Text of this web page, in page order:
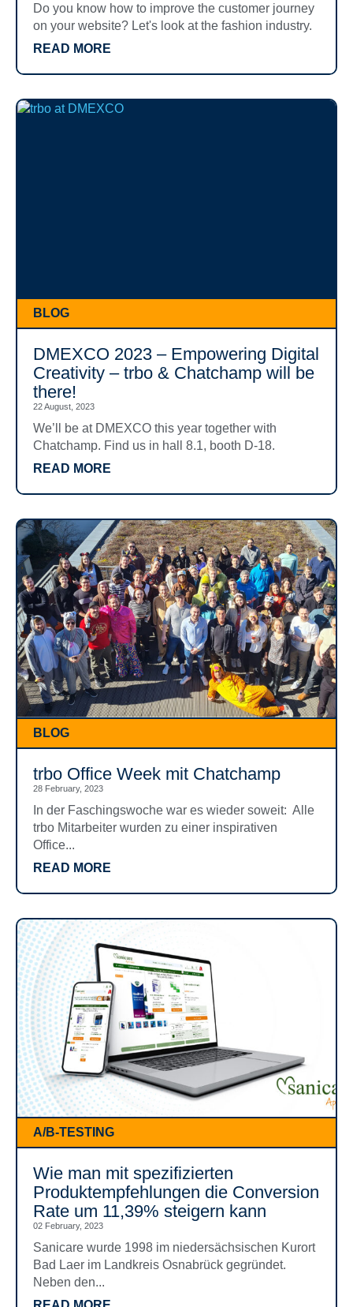
Do you know how to improve the customer journey
on your website? Let's look at the fashion industry.
READ MORE
BLOG
DMEXCO 2023 – Empowering Digital
Creativity – trbo & Chatchamp will be
there!
22 August, 2023
We’ll be at DMEXCO this year together with
Chatchamp. Find us in hall 8.1, booth D-18.
READ MORE
BLOG
trbo Office Week mit Chatchamp
28 February, 2023
In der Faschingswoche war es wieder soweit: Alle
trbo Mitarbeiter wurden zu einer inspirativen
Office...
READ MORE
A/B-TESTING
Wie man mit spezifizierten
Produktempfehlungen die Conversion
Rate um 11,39% steigern kann
02 February, 2023
Sanicare wurde 1998 im niedersächsischen Kurort
Bad Laer im Landkreis Osnabrück gegründet.
Neben den...